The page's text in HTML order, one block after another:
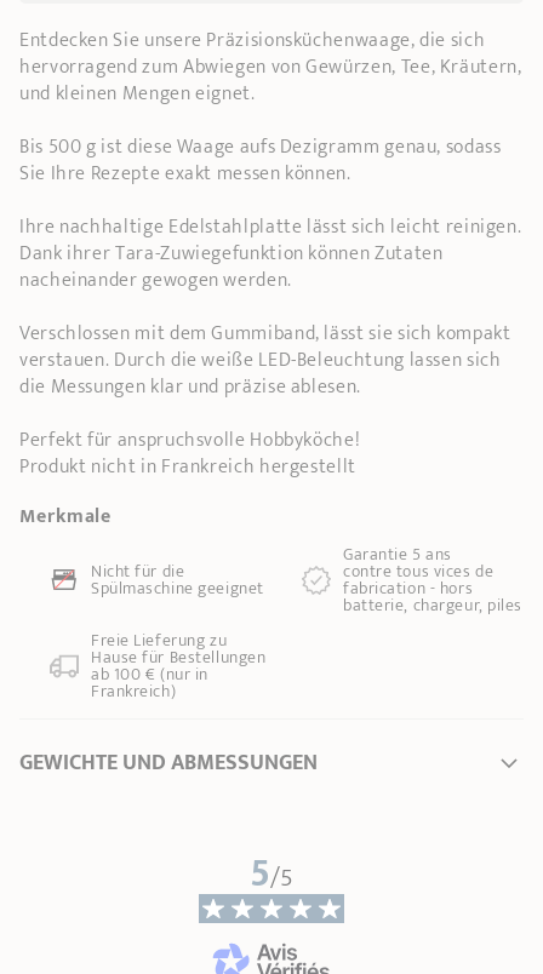
Entdecken Sie unsere Präzisionsküchenwaage, die sich
hervorragend zum Abwiegen von Gewürzen, Tee, Kräutern,
und kleinen Mengen eignet.
Bis 500 g ist diese Waage aufs Dezigramm genau, sodass
Sie Ihre Rezepte exakt messen können.
Ihre nachhaltige Edelstahlplatte lässt sich leicht reinigen.
Dank ihrer Tara-Zuwiegefunktion können Zutaten
nacheinander gewogen werden.
Verschlossen mit dem Gummiband, lässt sie sich kompakt
verstauen. Durch die weiße LED-Beleuchtung lassen sich
die Messungen klar und präzise ablesen.
Perfekt für anspruchsvolle Hobbyköche!
Produkt nicht in Frankreich hergestellt
Merkmale
Nicht für die
Spülmaschine geeignet
Garantie 5 ans
contre tous vices de
fabrication - hors
batterie, chargeur, piles
Freie Lieferung zu
Hause für Bestellungen
ab 100 € (nur in
Frankreich)
GEWICHTE UND ABMESSUNGEN
3,00 cm
5/5